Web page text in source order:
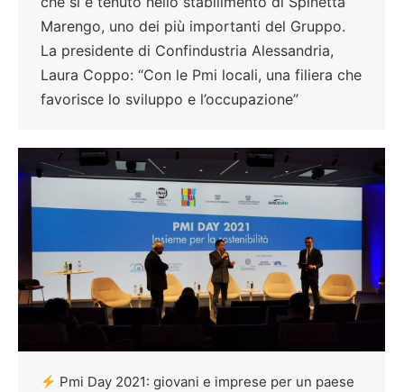
Marengo, uno dei più importanti del Gruppo.
La presidente di Confindustria Alessandria,
Laura Coppo: “Con le Pmi locali, una filiera che
favorisce lo sviluppo e l’occupazione”
Pmi Day 2021: giovani e imprese per un paese